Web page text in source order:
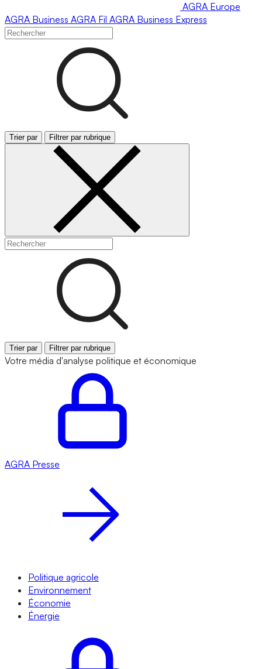
AGRA Europe
AGRA Business AGRA Fil AGRA Business Express
Trier par Filtrer par rubrique
Trier par Filtrer par rubrique
Votre média d'analyse politique et économique
AGRA Presse
Politique agricole
Environnement
Économie
Énergie